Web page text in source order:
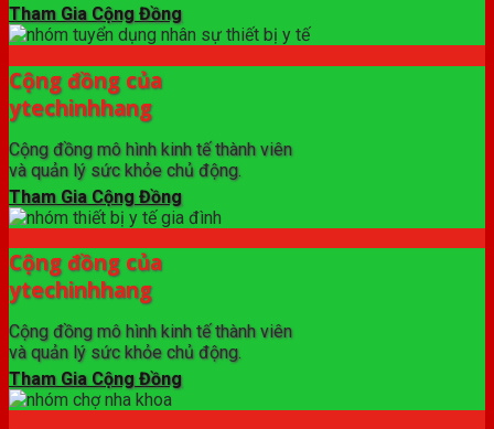
Tham Gia Cộng Đồng
Cộng đồng của
ytechinhhang
Cộng đồng mô hình kinh tế thành viên
và quản lý sức khỏe chủ động.
Tham Gia Cộng Đồng
Cộng đồng của
ytechinhhang
Cộng đồng mô hình kinh tế thành viên
và quản lý sức khỏe chủ động.
Tham Gia Cộng Đồng